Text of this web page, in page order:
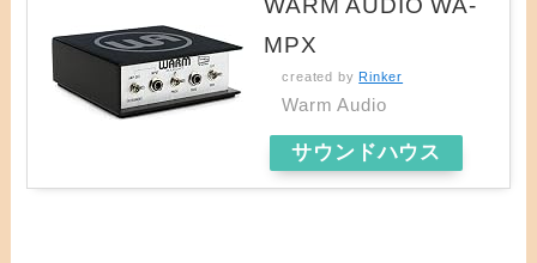
MPX
created by Rinker
Warm Audio
サウンドハウス